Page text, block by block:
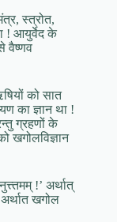
स्त्रोत,
! आयुर्वेद के
वैष्णव
को सात
का ज्ञान था !
ग्रहणों के
खगोलविज्ञान
!’ अर्थात्
खगोल